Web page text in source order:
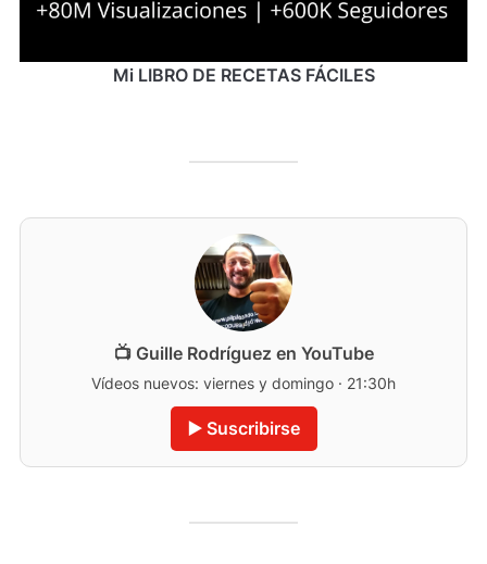
Mi LIBRO DE RECETAS FÁCILES
📺 Guille Rodríguez en YouTube
Vídeos nuevos: viernes y domingo · 21:30h
▶️ Suscribirse